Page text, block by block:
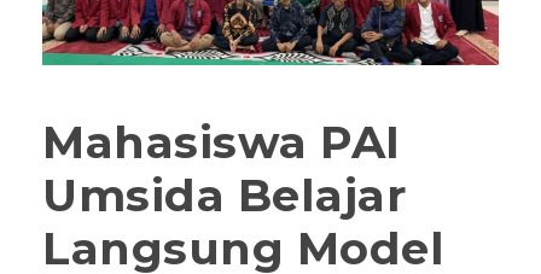
Mahasiswa PAI
Umsida Belajar
Langsung Model